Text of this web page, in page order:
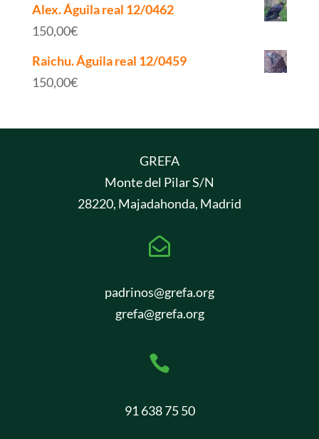
Alex. Águila real 12/0462
150,00€
Raichu. Águila real 12/0459
150,00€
GREFA
Monte del Pilar S/N
28220, Majadahonda, Madrid

padrinos@grefa.org
grefa@grefa.org

91 638 75 50